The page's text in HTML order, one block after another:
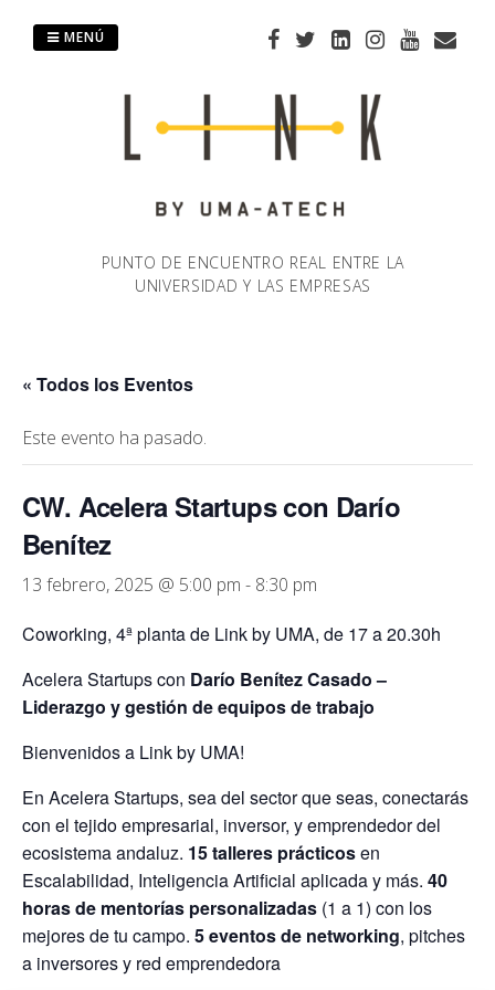
PUNTO DE ENCUENTRO REAL ENTRE LA
UNIVERSIDAD Y LAS EMPRESAS
MENÚ
« Todos los Eventos
Este evento ha pasado.
CW. Acelera Startups con Darío
Benítez
13 febrero, 2025 @ 5:00 pm - 8:30 pm
Coworking, 4ª planta de Link by UMA, de 17 a 20.30h
Acelera Startups con Darío Benítez Casado –
Liderazgo y gestión de equipos de trabajo
Bienvenidos a Link by UMA!
En Acelera Startups, sea del sector que seas, conectarás
con el tejido empresarial, inversor, y emprendedor del
ecosistema andaluz. 15 talleres prácticosen
Escalabilidad, Inteligencia Artificial aplicada y más. 40
horas de mentorías personalizadas (1 a 1) con los
mejores de tu campo. 5 eventos de networking, pitches
a inversores y red emprendedora